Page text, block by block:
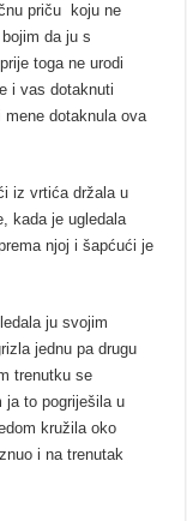
priču koju ne
da ju s
toga ne urodi
i vas dotaknuti
dotaknula ova
iz vrtića držala u
kada je ugledala
njoj i šapćući je
ju svojim
jednu pa drugu
trenutku se
ja to pogriješila u
kružila oko
i na trenutak